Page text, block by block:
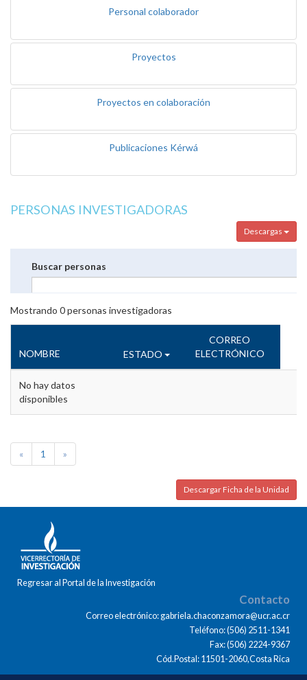
Personal colaborador
Proyectos
Proyectos en colaboración
Publicaciones Kérwá
PERSONAS INVESTIGADORAS
Descargas
Buscar personas
Mostrando 0personas investigadoras
NOMBRE ESTADO
CORREO
ELECTRÓNICO
No hay datos
disponibles
« 1 »
Descargar Ficha de la Unidad
Regresar al Portal de la Investigación
Contacto
Correo electrónico: gabriela.chaconzamora@ucr.ac.cr
Teléfono: (506) 2511-1341
Fax: (506) 2224-9367
Cód.Postal: 11501-2060,Costa Rica